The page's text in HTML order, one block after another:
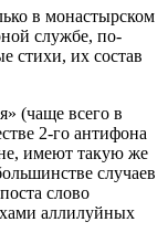
в монастырском
службе, по-
стихи, их состав
(чаще всего в
2-го антифона
имеют такую же
случаев
слово
аллилуйных